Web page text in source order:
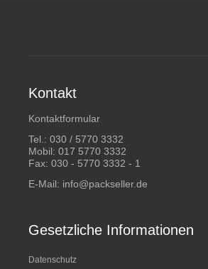
Kontakt
Kontaktformular
Tel.: 030 / 5770 3332
Mobil: 017 5770 3332
Fax: 030 - 5770 3332 - 1
E-Mail: info@packseller.de
Gesetzliche Informationen
Datenschutz